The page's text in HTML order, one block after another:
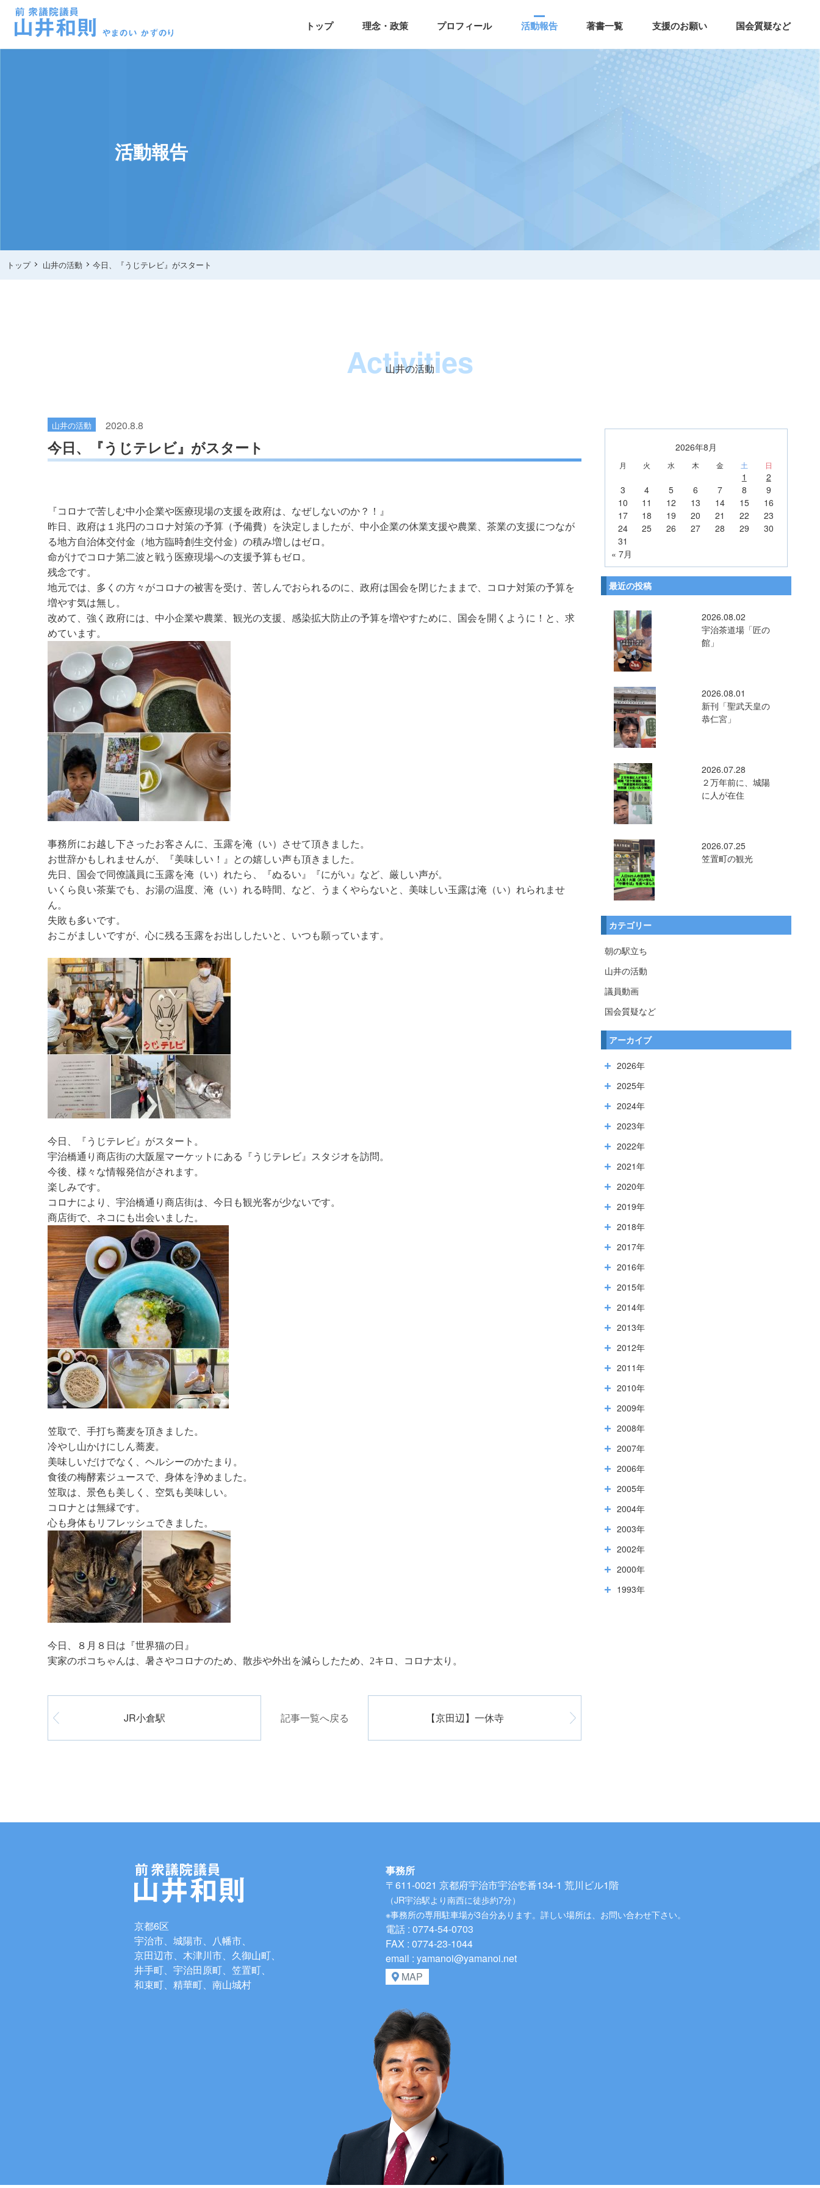
トップ 理念・政策 プロフィール 活動報告 著書一覧 支援のお願い 国会質疑など
活動報告
トップ 山井の活動 今日、『うじテレビ』がスタート
Activities
山井の活動
山井の活動 2020.8.8
今日、『うじテレビ』がスタート
『コロナで苦しむ中小企業や医療現場の支援を政府は、なぜしないのか？！』
昨日、政府は１兆円のコロナ対策の予算（予備費）を決定しましたが、中小企業の休業支援や農業、茶業の支援につなが
る地方自治体交付金（地方臨時創生交付金）の積み増しはゼロ。
命がけでコロナ第二波と戦う医療現場への支援予算もゼロ。
残念です。
地元では、多くの方々がコロナの被害を受け、苦しんでおられるのに、政府は国会を閉じたままで、コロナ対策の予算を
増やす気は無し。
改めて、強く政府には、中小企業や農業、観光の支援、感染拡大防止の予算を増やすために、国会を開くように！と、求
めています。
事務所にお越し下さったお客さんに、玉露を淹（い）させて頂きました。
お世辞かもしれませんが、『美味しい！』との嬉しい声も頂きました。
先日、国会で同僚議員に玉露を淹（い）れたら、『ぬるい』『にがい』など、厳しい声が。
いくら良い茶葉でも、お湯の温度、淹（い）れる時間、など、うまくやらないと、美味しい玉露は淹（い）れられませ
ん。
失敗も多いです。
おこがましいですが、心に残る玉露をお出ししたいと、いつも願っています。
今日、『うじテレビ』がスタート。
宇治橋通り商店街の大阪屋マーケットにある『うじテレビ』スタジオを訪問。
今後、様々な情報発信がされます。
楽しみです。
コロナにより、宇治橋通り商店街は、今日も観光客が少ないです。
商店街で、ネコにも出会いました。
笠取で、手打ち蕎麦を頂きました。
冷やし山かけにしん蕎麦。
美味しいだけでなく、ヘルシーのかたまり。
食後の梅酵素ジュースで、身体を浄めました。
笠取は、景色も美しく、空気も美味しい。
コロナとは無縁です。
心も身体もリフレッシュできました。
今日、８月８日は『世界猫の日』
実家のポコちゃんは、暑さやコロナのため、散歩や外出を減らしたため、2キロ、コロナ太り。
JR小倉駅 記事一覧へ戻る 【京田辺】一休寺
2026年8月
月 火 水 木 金 土 日
1
2
3
4 5 6 7 8
9
10
11 12 13 14 15
16
17
18 19 20 21 22
23
24
25 26 27 28 29
30
31
« 7月
最近の投稿
2026.08.02
宇治茶道場「匠の
館」
2026.08.01
新刊「聖武天皇の
恭仁宮」
2026.07.28
２万年前に、城陽
に人が在住
2026.07.25
笠置町の観光
カテゴリー
朝の駅立ち
山井の活動
議員動画
国会質疑など
アーカイブ
2026年
2025年
2024年
2023年
2022年
2021年
2020年
2019年
2018年
2017年
2016年
2015年
2014年
2013年
2012年
2011年
2010年
2009年
2008年
2007年
2006年
2005年
2004年
2003年
2002年
2000年
1993年
京都6区
宇治市、城陽市、八幡市、
京田辺市、木津川市、久御山町、
井手町、宇治田原町、笠置町、
和束町、精華町、南山城村
事務所
〒611-0021 京都府宇治市宇治壱番134-1 荒川ビル1階
（JR宇治駅より南西に徒歩約7分）
※事務所の専用駐車場が3台分あります。 詳しい場所は、お問い合わせ下さい。
電話 : 0774-54-0703
FAX : 0774-23-1044
email : yamanoi@yamanoi.net
MAP